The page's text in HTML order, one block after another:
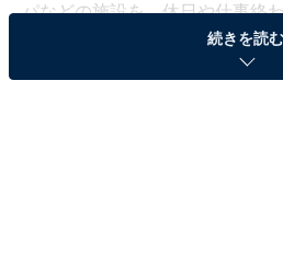
パなどの施設を、休日や仕事終
人も少なくないはず。日々の疲
ムは、何物にも代えがたい時間
続きを読む